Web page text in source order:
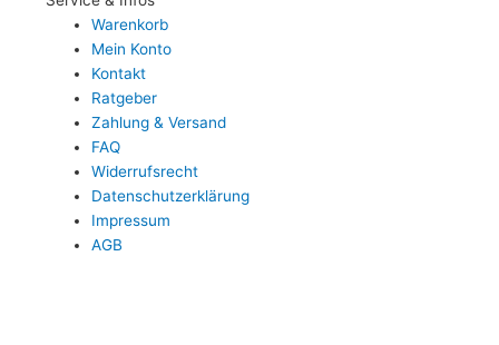
Warenkorb
Mein Konto
Kontakt
Ratgeber
Zahlung & Versand
FAQ
Widerrufsrecht
Datenschutzerklärung
Impressum
AGB